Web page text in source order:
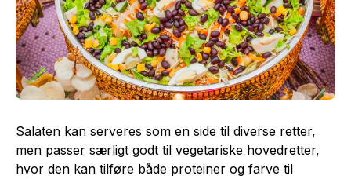
Salaten kan serveres som en side til diverse retter,
men passer særligt godt til vegetariske hovedretter,
hvor den kan tilføre både proteiner og farve til